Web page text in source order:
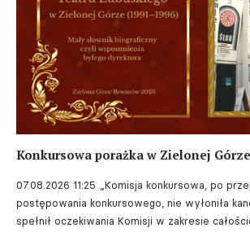
Konkursowa porażka w Zielonej Górze
07.08.2026 11:25 „Komisja konkursowa, po
postępowania konkursowego, nie wyłoniła
spełnił oczekiwania Komisji w zakresie